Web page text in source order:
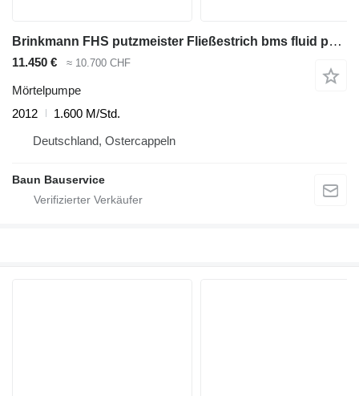
Brinkmann FHS putzmeister Fließestrich bms fluid pomp estrichpumpe liquid
11.450 € ≈ 10.700 CHF
Mörtelpumpe
2012
1.600 M/Std.
Deutschland, Ostercappeln
Baun Bauservice